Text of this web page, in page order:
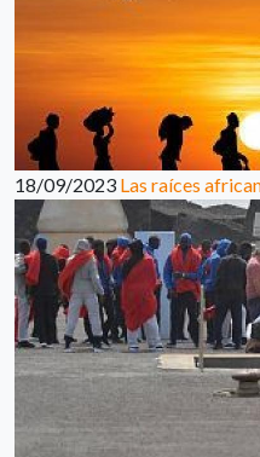
18/09/2023 Las raíces